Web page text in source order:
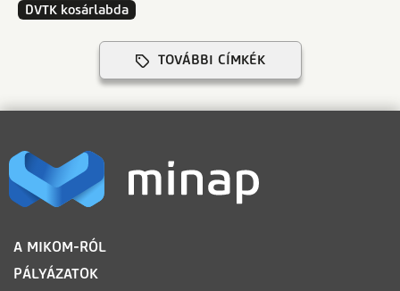
DVTK kosárlabda
TOVÁBBI CÍMKÉK
LÁBLÉC
A MIKOM-RÓL
PÁLYÁZATOK